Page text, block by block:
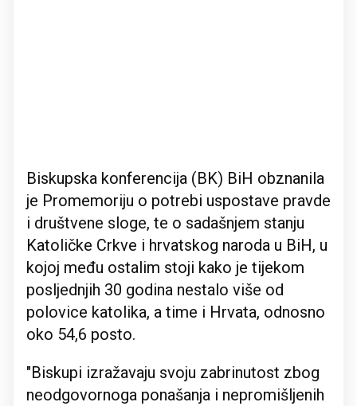
Biskupska konferencija (BK) BiH obznanila
je Promemoriju o potrebi uspostave pravde
i društvene sloge, te o sadašnjem stanju
Katoličke Crkve i hrvatskog naroda u BiH, u
kojoj među ostalim stoji kako je tijekom
posljednjih 30 godina nestalo više od
polovice katolika, a time i Hrvata, odnosno
oko 54,6 posto.
"Biskupi izražavaju svoju zabrinutost zbog
neodgovornoga ponašanja i nepromišljenih